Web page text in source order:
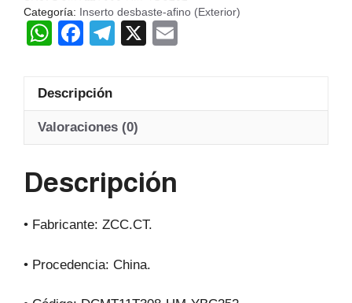
ZCC.c
cantidad
Categoría: Inserto desbaste-afino (Exterior)
W
at
s
A
p
F
c
e
b
o
T
gr
a
X
Descripción
Valoraciones (0)
Descripción
• Fabricante: ZCC.CT.
• Procedencia: China.